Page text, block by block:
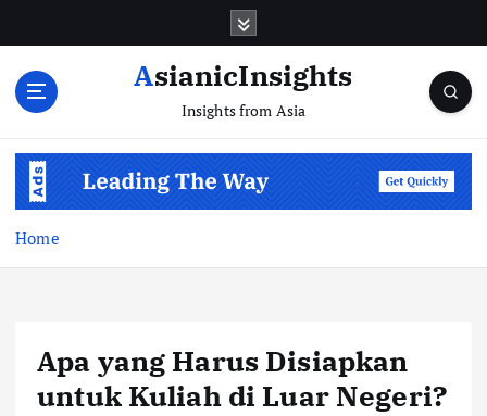
AsianicInsights
Insights from Asia
Home
Apa yang Harus Disiapkan
untuk Kuliah di Luar Negeri?